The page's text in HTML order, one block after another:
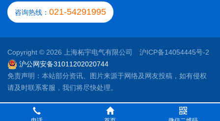
咨询热线： 021-54291995
Copyright © 2026 上海柘宇电气有限公司 沪ICP备14054445号-2
沪公网安备31011202020744
免责声明：本站部分资讯、图片来源于网络及网友投稿，如有侵权
请及时联系客服，我们将尽快处理。